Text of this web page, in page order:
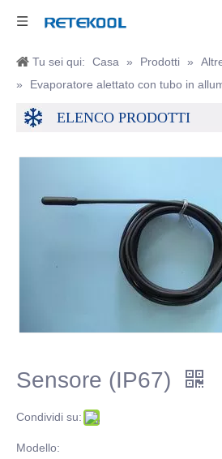
Tu sei qui: Casa » Prodotti »
»
Evaporatore alettato con tubo in
ELENCO PRODOTTI
Sensore (IP67)
Condividi su:
Modello: